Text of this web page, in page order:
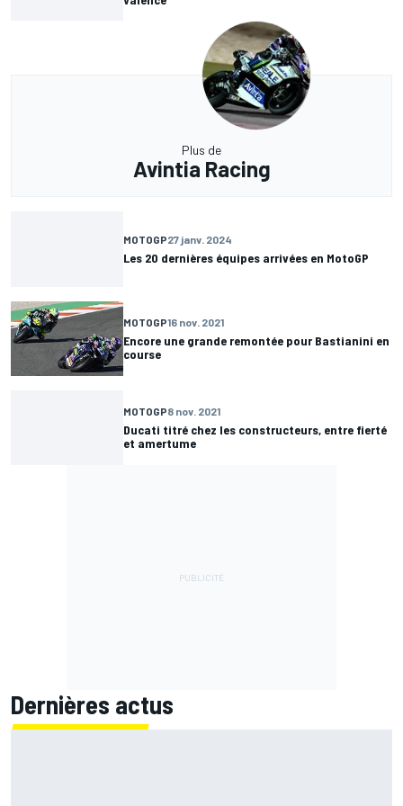
Plus de
Avintia Racing
MOTOGP27 janv. 2024
Les 20 dernières équipes arrivées en MotoGP
MOTOGP16 nov. 2021
Encore une grande remontée pour Bastianini en
course
MOTOGP8 nov. 2021
Ducati titré chez les constructeurs, entre fierté
et amertume
Dernières actus